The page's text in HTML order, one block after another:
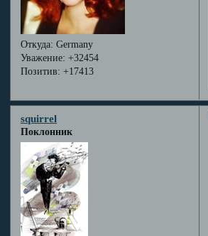
Откуда: Germany
Уважение: +32454
Позитив: +17413
squirrel
Поклонник